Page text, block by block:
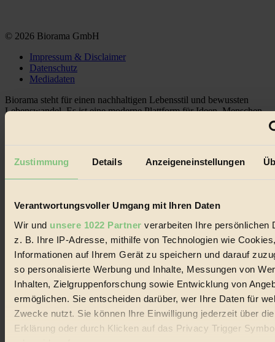
Zustimmung Details Anzeigeneinstellungen
Verantwortungsvoller Umgang mit Ihren Daten
Wir und unsere 1022 Partner verarbeiten Ihre persönlichen
z. B. Ihre IP-Adresse, mithilfe von Technologien wie
Informationen auf Ihrem Gerät zu speichern und darauf
so personalisierte Werbung und Inhalte, Messungen von
Inhalten, Zielgruppenforschung sowie Entwicklung von
ermöglichen. Sie entscheiden darüber, wer Ihre Daten für
Zwecke nutzt. Sie können Ihre Einwilligung jederzeit über
Erklärung oder durch Klicken auf das Privacy Trigger
© 2026 Biorama GmbH
Impressum & Disclaimer
Datenschutz
Mediadaten
Biorama steht für einen nachhaltigen Lebensstil und bewussten
Lebenswandel. Es ist eine moderne Plattform für Ideen, Menschen
alternativer Energien.
Social Media
Themen
Bio